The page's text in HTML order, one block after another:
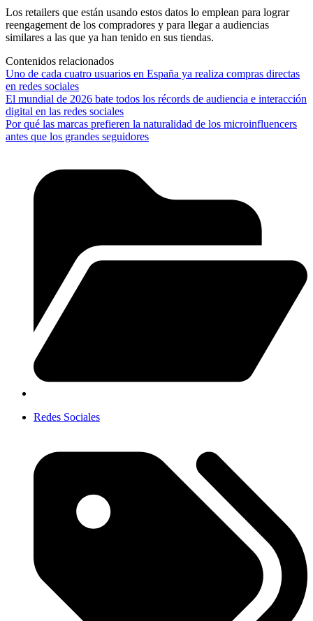
Los retailers que están usando estos datos lo emplean para lograr
reengagement de los compradores y para llegar a audiencias
similares a las que ya han tenido en sus tiendas.
Contenidos relacionados
Uno de cada cuatro usuarios en España ya realiza compras directas
en redes sociales
El mundial de 2026 bate todos los récords de audiencia e interacción
digital en las redes sociales
Por qué las marcas prefieren la naturalidad de los microinfluencers
antes que los grandes seguidores
Redes Sociales